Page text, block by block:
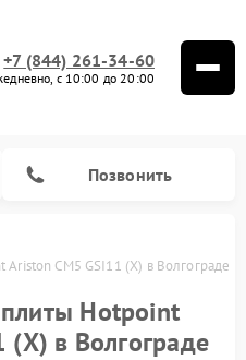
+7 (844) 261-34-60
с 10:00 до 20:00
Позвонить
CM5 GSI11 (X) в Волгограде
Hotpoint
(X) в Волгограде